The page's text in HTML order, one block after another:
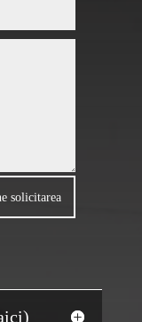
solicitarea